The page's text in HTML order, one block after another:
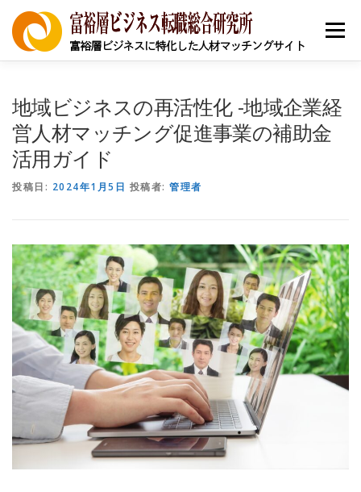
メニュー
キャリア支援
個人向け情報 事例 富裕層ビジネス資格
地域ビジネスの再活性化 -地域企業経
営人材マッチング促進事業の補助金
活用ガイド
投稿日: 2024年1月5日 投稿者: 管理者